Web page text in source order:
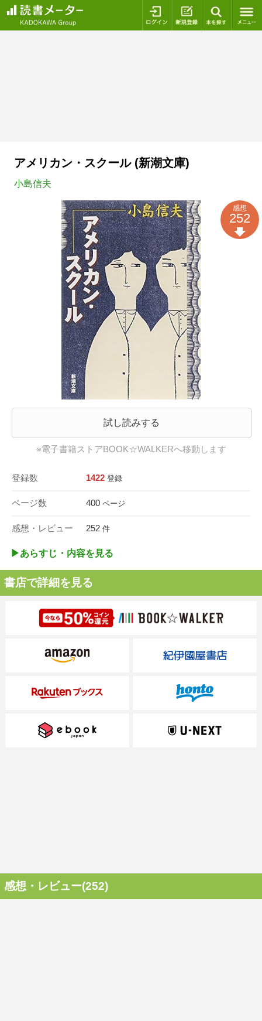
ログイン 新規登録
アメリカン・スクール (新潮文庫)
小島信夫
試し読みする
※電子書籍ストアBOOK☆WALKERへ移動します
登録数 1422 登録
ページ数 400 ページ
感想・レビュー 252 件
感想
252
▶︎あらすじ・内容を見る
書店で詳細を見る
感想・レビュー(252)